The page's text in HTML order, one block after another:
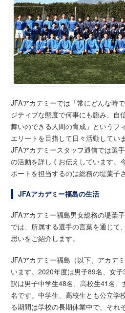
JFAアカデミーでは「常にどんな時
ジティブな態度で何事にも臨み、自
舞いのできる人間の育成」というフ
エリートを目指して日々活動していま
JFAアカデミースタッフ通信では選
の活動を詳しくお伝えしています。
ポートを担当するのは総務の堤葉子
JFAアカデミー福島の生活
JFAアカデミー福島男女総務の堤葉
では、所属する選手の言葉を通じて
思いをご紹介します。
JFAアカデミー福島（以下、アカデ
います。2020年度は男子89名、女
訳は男子中学生48名、高校生41名
名です。中学生、高校生とも公立学
る期間は学校の長期休業中で、それ